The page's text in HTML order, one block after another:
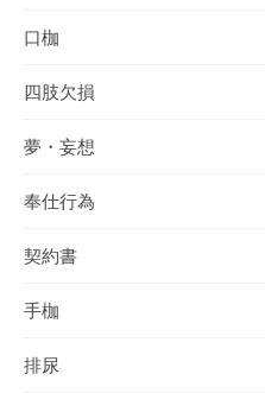
口枷
四肢欠損
夢・妄想
奉仕行為
契約書
手枷
排尿